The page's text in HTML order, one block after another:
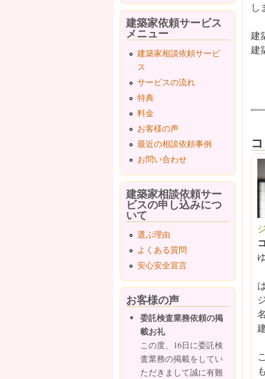
し
建
建
建築家依頼サービス
メニュー
建築家相談依頼サービ
ス
サービスの流れ
特典
料金
お客様の声
最近の相談依頼事例
お問い合わせ
建築家相談依頼サー
ビスの申し込みにつ
いて
選ぶ理由
よくある質問
安心安全宣言
お客様の声
委託検査業務依頼の掲
載お礼
この度、16日に委託検
査業務の掲載をしてい
ただきまして誠に有難